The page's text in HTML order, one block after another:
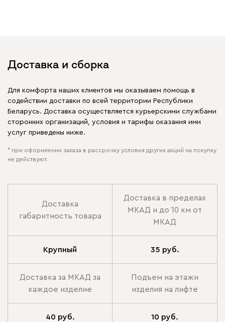
Доставка и сборка
Для комфорта наших клиентов мы оказываем помощь в
содействии доставки по всей территории Республики
Беларусь. Доставка осуществляется курьерскими службами
сторонних организаций, условия и тарифы оказания ими
услуг приведены ниже.
* при оформлении заказа в рассрочку условия других акций на покупку
не действуют.
Доставка
габаритность товара
Доставка в пределах
МКАД и до 10 км от
МКАД
Крупный 35 руб.
Доставка за МКАД за
каждое изделие
Подъем на этажи
изделия на лифте
40 руб. 10 руб.